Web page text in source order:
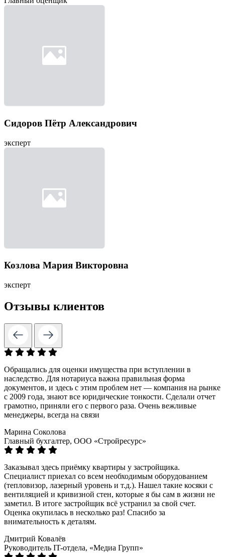
Сидоров Пётр Александрович
эксперт
Козлова Мария Викторовна
эксперт
Отзывы клиентов
Обращались для оценки имущества при вступлении в
наследство. Для нотариуса важна правильная форма
документов, и здесь с этим проблем нет — компания на рынке
с 2009 года, знают все юридические тонкости. Сделали отчет
грамотно, приняли его с первого раза. Очень вежливые
менеджеры, всегда на связи
Марина Соколова
Главный бухгалтер, ООО «Стройресурс»
Заказывал здесь приёмку квартиры у застройщика.
Специалист приехал со всем необходимым оборудованием
(тепловизор, лазерный уровень и т.д.). Нашел такие косяки с
вентиляцией и кривизной стен, которые я бы сам в жизни не
заметил. В итоге застройщик всё устранил за свой счет.
Оценка окупилась в несколько раз! Спасибо за
внимательность к деталям.
Дмитрий Ковалёв
Руководитель IT-отдела, «Медиа Групп»